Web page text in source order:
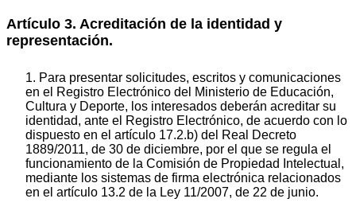
Artículo 3. Acreditación de la identidad y
representación.
1. Para presentar solicitudes, escritos y comunicaciones
en el Registro Electrónico del Ministerio de Educación,
Cultura y Deporte, los interesados deberán acreditar su
identidad, ante el Registro Electrónico, de acuerdo con lo
dispuesto en el artículo 17.2.b) del Real Decreto
1889/2011, de 30 de diciembre, por el que se regula el
funcionamiento de la Comisión de Propiedad Intelectual,
mediante los sistemas de firma electrónica relacionados
en el artículo 13.2 de la Ley 11/2007, de 22 de junio.